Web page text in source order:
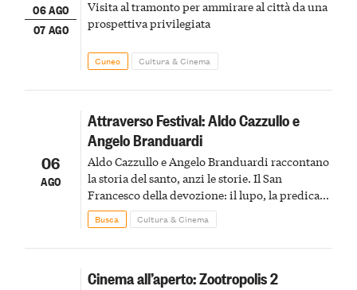
06 AGO
07 AGO
Visita al tramonto per ammirare al città da una
prospettiva privilegiata
Cuneo Cultura & Cinema
06
AGO
Attraverso Festival: Aldo Cazzullo e
Angelo Branduardi
Aldo Cazzullo e Angelo Branduardi raccontano
la storia del santo, anzi le storie. Il San
Francesco della devozione: il lupo, la predica
agli uccelli, le stimmate
Busca Cultura & Cinema
Cinema all’aperto: Zootropolis 2